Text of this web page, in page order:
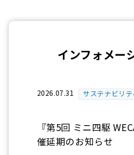
インフォメー
2026.07.31 サステナビリテ
『第5回 ミニ四駆
催延期のお知らせ